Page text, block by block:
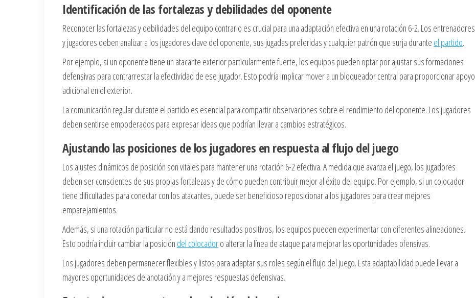
Identificación de las fortalezas y debilidades del oponente
Reconocer las fortalezas y debilidades del equipo contrario es crucial para una adaptación efectiva en una rotación 6-2. Los entrenadores
y jugadores deben analizar a los jugadores clave del oponente, sus jugadas preferidas y cualquier patrón que surja durante el partido.
Por ejemplo, si un oponente tiene un atacante exterior particularmente fuerte, los equipos pueden optar por ajustar sus formaciones
defensivas para contrarrestar la efectividad de ese jugador. Esto podría implicar mover a un bloqueador central para proporcionar apoyo
adicional en el exterior.
La comunicación regular durante el partido es esencial para compartir observaciones sobre el rendimiento del oponente. Los jugadores
deben sentirse empoderados para expresar ideas que podrían llevar a cambios estratégicos.
Ajustando las posiciones de los jugadores en respuesta al flujo del juego
Los ajustes dinámicos de posición son vitales para mantener una rotación 6-2 efectiva. A medida que avanza el juego, los jugadores
deben ser conscientes de sus propias fortalezas y de cómo pueden contribuir mejor al éxito del equipo. Por ejemplo, si un colocador
tiene dificultades para conectar con los atacantes, puede ser beneficioso reposicionar a los jugadores para crear mejores
emparejamientos.
Además, si una rotación particular no está dando resultados positivos, los equipos pueden experimentar con diferentes alineaciones.
Esto podría incluir cambiar la posición del colocadoro alterar la línea de ataque para mejorar las oportunidades ofensivas.
Los jugadores deben permanecer flexibles y listos para adaptar sus roles según el flujo del juego. Esta adaptabilidad puede llevar a
mayores oportunidades de anotación y a mejores respuestas defensivas.